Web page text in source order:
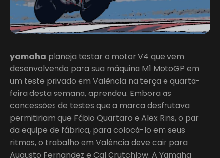
yamaha planeja testar o motor V4 que vem
desenvolvendo para sua máquina M1 MotoGP em
um teste privado em Valência na terça e quarta-
feira desta semana, aprendeu. Embora as
concessões de testes que a marca desfrutava
permitiriam que Fábio Quartaro e Alex Rins, o par
da equipe de fábrica, para colocá-lo em seus
ritmos, o trabalho em Valência deve cair para
Augusto Fernandez e Cal Crutchlow. A Yamaha